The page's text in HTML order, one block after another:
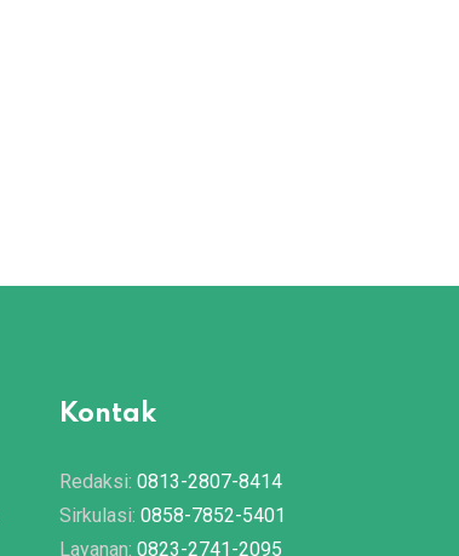
Kontak
Redaksi: 0813-2807-8414
Sirkulasi: 0858-7852-5401
Layanan: 0823-2741-2095